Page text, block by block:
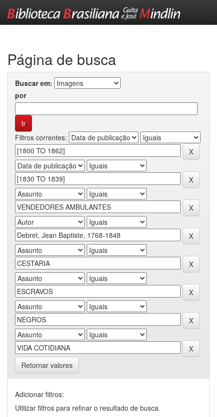
Página de busca
Buscar em:
por
Filtros correntes:
Retornar valores
Adicionar filtros:
Utilizar filtros para refinar o resultado de busca.